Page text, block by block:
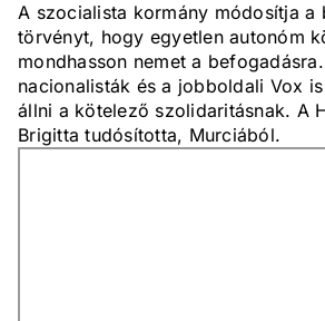
A szocialista kormány módosítja a
törvényt, hogy egyetlen autonóm
mondhasson nemet a
nacionalisták és a jobboldali Vox
állni a kötelező szolidaritásnak. A
Brigitta tudósította, Murciából.